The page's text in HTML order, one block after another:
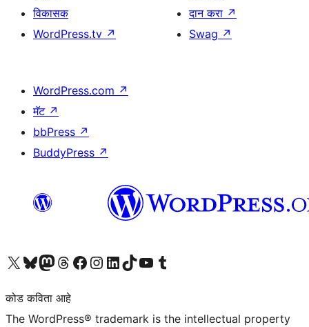
विकासक
WordPress.tv ↗
दान करा ↗
Swag ↗
WordPress.com ↗
मॅट ↗
bbPress ↗
BuddyPress ↗
आमच्या X (एक्स) (पूर्वीचे ट्विटर) खात्याला भेट द्या आमच्या ब्लूस्की खात्याला भेट द्या.आमच्या Mastodon खात्याला भेट द्या.आमच्या थ्रेड्स खात्याला भेट द्या. आमच्या फेसबुक पेजला भेट द्या आमच्या इंस्टाग्राम खात्याला भेट द्या आमच्या लिंक्डइन खात्याला भेट द्या आमच्या टिकटॉक अकाउंटला भेट द्या.आमच्या यूट्यूब चॅनेलला भेट द्या आमच्या टंबलर खात्याला भेट द्या.
कोड कविता आहे
The WordPress® trademark is the intellectual property